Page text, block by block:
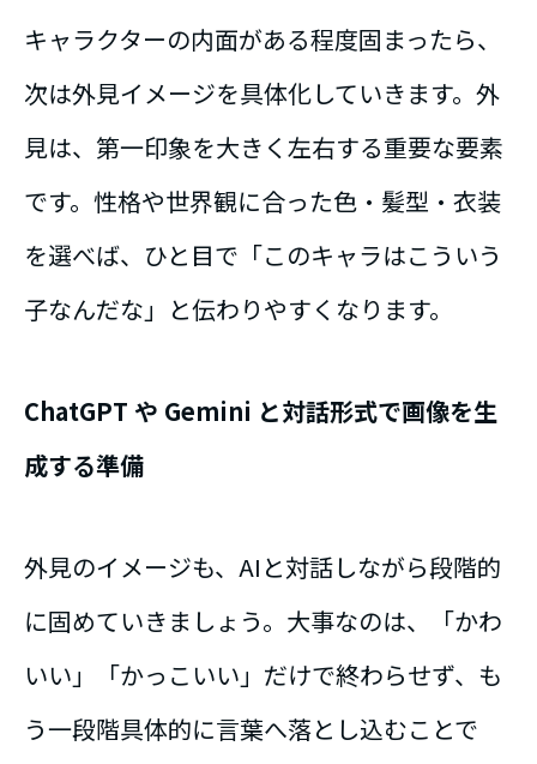
キャラクターの内面がある程度固まったら、
次は外見イメージを具体化していきます。外
見は、第一印象を大きく左右する重要な要素
です。性格や世界観に合った色・髪型・衣装
を選べば、ひと目で「このキャラはこういう
子なんだな」と伝わりやすくなります。
ChatGPT や Gemini と対話形式で画像を生
成する準備
外見のイメージも、AIと対話しながら段階的
に固めていきましょう。大事なのは、「かわ
いい」「かっこいい」だけで終わらせず、も
う一段階具体的に言葉へ落とし込むことで